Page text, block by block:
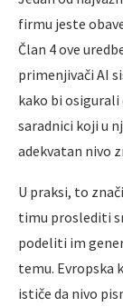
firmu jeste
Član 4 ove
primenjivači AI
kako bi
saradnici koji u
adekvatan nivo
U praksi, to
timu proslediti
podeliti im
temu. Evropska
ističe da nivo